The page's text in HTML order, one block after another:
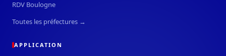
RDV Boulogne
Toutes les préfectures →
APPLICATION